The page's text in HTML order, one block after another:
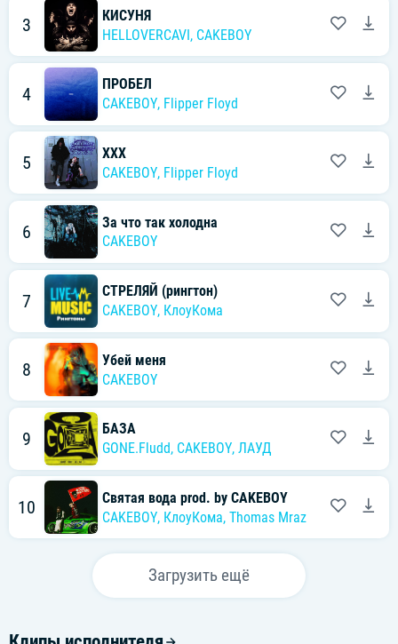
3
КИСУНЯ
HELLOVERCAVI, CAKEBOY
4
ПРОБЕЛ
CAKEBOY, Flipper Floyd
5
XXX
CAKEBOY, Flipper Floyd
6
За что так холодна
CAKEBOY
7
СТРЕЛЯЙ (рингтон)
CAKEBOY, КлоуКома
8
Убей меня
CAKEBOY
9
БАЗА
GONE.Fludd, CAKEBOY, ЛАУД
10
Святая вода prod. by CAKEBOY
CAKEBOY, КлоуКома, Thomas Mraz
Загрузить ещё